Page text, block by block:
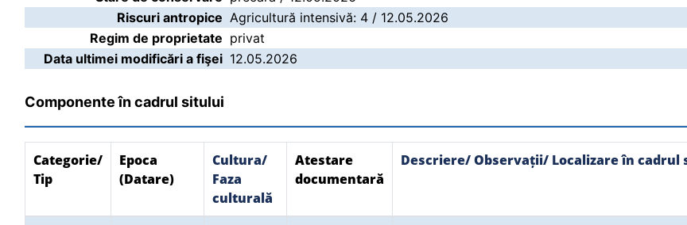
Riscuri antropice Agricultură intensivă: 4 / 12.05.2026
Regim de proprietate privat
Data ultimei modificări a fişei 12.05.2026
Componente în cadrul sitului
Categorie/
Tip
Epoca
(Datare)
Cultura/
Faza
culturală
Atestare
documentară
Descriere/ Observații/ Localizare în cadrul